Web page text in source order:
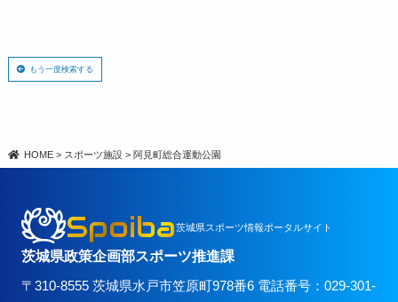
もう一度検索する
HOME > スポーツ施設 >阿見町総合運動公園
Spoiba茨城県スポーツ情報ポータルサイト
茨城県政策企画部スポーツ推進課
〒310-8555 茨城県水戸市笠原町978番6 電話番号：029-301-